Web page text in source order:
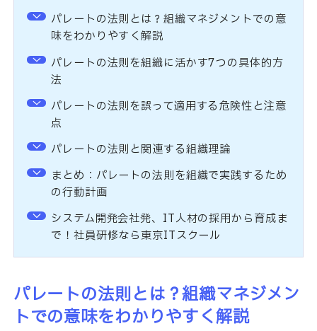
パレートの法則とは？組織マネジメントでの意
味をわかりやすく解説
パレートの法則を組織に活かす7つの具体的方
法
パレートの法則を誤って適用する危険性と注意
点
パレートの法則と関連する組織理論
まとめ：パレートの法則を組織で実践するため
の行動計画
システム開発会社発、IT人材の採用から育成ま
で！社員研修なら東京ITスクール
パレートの法則とは？組織マネジメン
トでの意味をわかりやすく解説